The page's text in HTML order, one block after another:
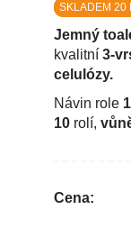
SKLADEM 20
Jemný
kvalitní 3-
celulózy.
Návin role
10 rolí,
Cena: